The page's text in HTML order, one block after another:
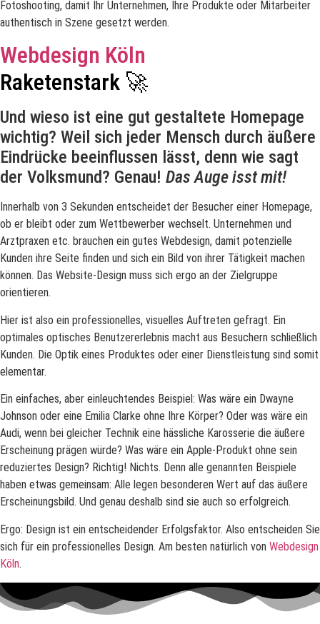
Fotoshooting, damit Ihr Unternehmen, Ihre Produkte oder Mitarbeiter
authentisch in Szene gesetzt werden.
Webdesign Köln
Raketenstark 🚀
Und wieso ist eine gut gestaltete Homepage
wichtig? Weil sich jeder Mensch durch äußere
Eindrücke beeinflussen lässt, denn wie sagt
der Volksmund? Genau! Das Auge isst mit!
Innerhalb von 3 Sekunden entscheidet der Besucher einer Homepage,
ob er bleibt oder zum Wettbewerber wechselt. Unternehmen und
Arztpraxen etc. brauchen ein gutes Webdesign, damit potenzielle
Kunden ihre Seite finden und sich ein Bild von ihrer Tätigkeit machen
können. Das Website-Design muss sich ergo an der Zielgruppe
orientieren.
Hier ist also ein professionelles, visuelles Auftreten gefragt. Ein
optimales optisches Benutzererlebnis macht aus Besuchern schließlich
Kunden. Die Optik eines Produktes oder einer Dienstleistung sind somit
elementar.
Ein einfaches, aber einleuchtendes Beispiel: Was wäre ein Dwayne
Johnson oder eine Emilia Clarke ohne Ihre Körper? Oder was wäre ein
Audi, wenn bei gleicher Technik eine hässliche Karosserie die äußere
Erscheinung prägen würde? Was wäre ein Apple-Produkt ohne sein
reduziertes Design? Richtig! Nichts. Denn alle genannten Beispiele
haben etwas gemeinsam: Alle legen besonderen Wert auf das äußere
Erscheinungsbild. Und genau deshalb sind sie auch so erfolgreich.
Ergo: Design ist ein entscheidender Erfolgsfaktor. Also entscheiden Sie
sich für ein professionelles Design. Am besten natürlich von Webdesign
Köln.